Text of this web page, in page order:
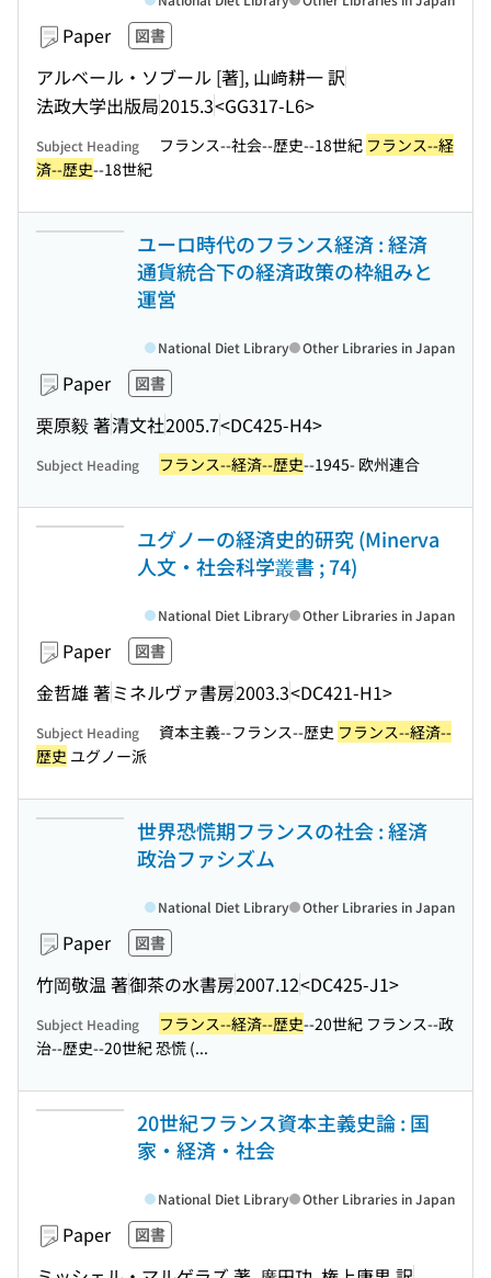
Paper 図書
アルベール・ソブール [著], 山﨑耕一 訳
法政大学出版局2015.3<GG317-L6>
Subject Heading フランス--社会--歴史--18世紀 フランス--経
済--歴史--18世紀
ユーロ時代のフランス経済 : 経済
通貨統合下の経済政策の枠組みと
運営
Paper 図書
栗原毅 著清文社2005.7<DC425-H4>
National Diet Library Other Libraries in Japan
Subject Heading フランス--経済--歴史--1945- 欧州連合
ユグノーの経済史的研究 (Minerva
人文・社会科学叢書 ; 74)
Paper 図書
金哲雄 著ミネルヴァ書房2003.3<DC421-H1>
National Diet Library Other Libraries in Japan
Subject Heading 資本主義--フランス--歴史 フランス--経済--
歴史 ユグノー派
世界恐慌期フランスの社会 : 経済
政治ファシズム
Paper 図書
竹岡敬温 著御茶の水書房2007.12<DC425-J1>
National Diet Library Other Libraries in Japan
Subject Heading フランス--経済--歴史--20世紀 フランス--政
治--歴史--20世紀 恐慌 (...
20世紀フランス資本主義史論 : 国
家・経済・社会
Paper 図書
National Diet Library Other Libraries in Japan